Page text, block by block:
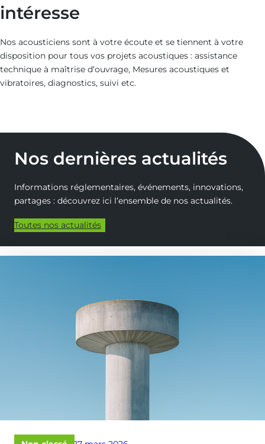
intéresse
Nos acousticiens sont à votre écoute et se tiennent à votre
disposition pour tous vos projets acoustiques : assistance
technique à maîtrise d’ouvrage, Mesures acoustiques et
vibratoires, diagnostics, suivi etc.
Nos dernières actualités
Informations réglementaires, événements, innovations,
partages : découvrez ici l‘ensemble de nos actualités.
Toutes nos actualités